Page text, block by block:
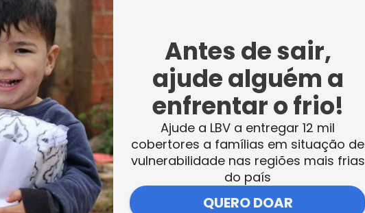
Antes de sair,
ajude alguém a
enfrentar o frio!
Ajude a LBV a entregar 12 mil
cobertores a famílias em situação de
vulnerabilidade nas regiões mais frias
do país
QUERO DOAR